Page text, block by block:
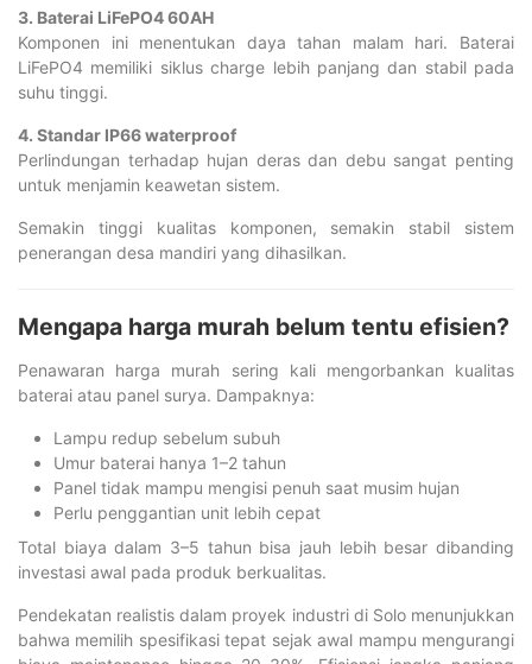
3. Baterai LiFePO4 60AH
Komponen ini menentukan daya tahan malam hari. Baterai
LiFePO4 memiliki siklus charge lebih panjang dan stabil pada
suhu tinggi.
4. Standar IP66 waterproof
Perlindungan terhadap hujan deras dan debu sangat penting
untuk menjamin keawetan sistem.
Semakin tinggi kualitas komponen, semakin stabil sistem
penerangan desa mandiri yang dihasilkan.
Mengapa harga murah belum tentu efisien?
Penawaran harga murah sering kali mengorbankan kualitas
baterai atau panel surya. Dampaknya:
Lampu redup sebelum subuh
Umur baterai hanya 1–2 tahun
Panel tidak mampu mengisi penuh saat musim hujan
Perlu penggantian unit lebih cepat
Total biaya dalam 3–5 tahun bisa jauh lebih besar dibanding
investasi awal pada produk berkualitas.
Pendekatan realistis dalam proyek industri di Solo menunjukkan
bahwa memilih spesifikasi tepat sejak awal mampu mengurangi